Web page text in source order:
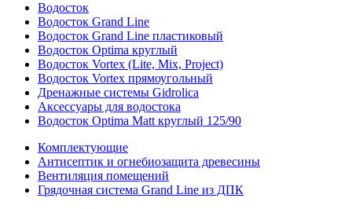
Водосток
Водосток Grand Line
Водосток Grand Line пластиковый
Водосток Optima круглый
Водосток Vortex (Lite, Mix, Project)
Водосток Vortex прямоугольный
Дренажные системы Gidrolica
Аксессуары для водостока
Водосток Optima Matt круглый 125/90
Комплектующие
Антисептик и огнебиозащита древесины
Вентиляция помещений
Грядочная система Grand Line из ДПК